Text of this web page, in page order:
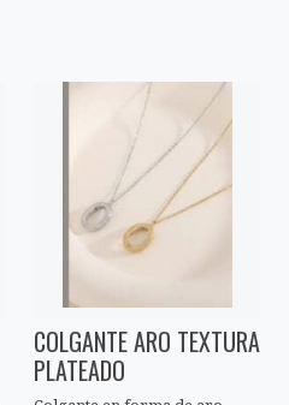
COLGANTE ARO TEXTURA
PLATEADO